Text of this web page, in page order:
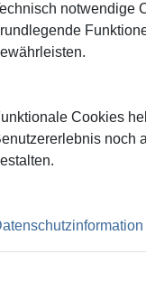
notwendige
Cookies
noch